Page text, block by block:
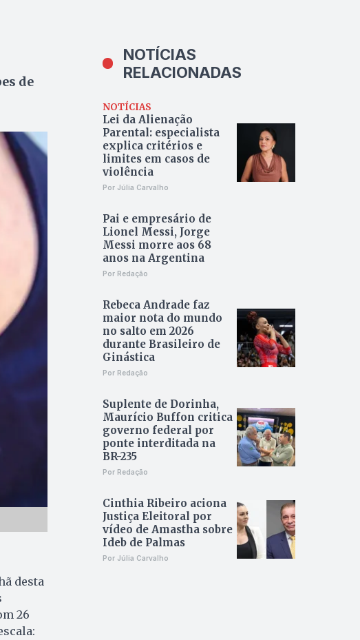
de
desta
26
NOTÍCIAS
RELACIONADAS
NOTÍCIAS
Lei da Alienação
Parental: especialista
explica critérios e
limites em casos de
violência
Por Júlia Carvalho
Pai e empresário de
Lionel Messi, Jorge
Messi morre aos 68
anos na Argentina
Por Redação
Rebeca Andrade faz
maior nota do mundo
no salto em 2026
durante Brasileiro de
Ginástica
Por Redação
Suplente de Dorinha,
Maurício Buffon critica
governo federal por
ponte interditada na
BR-235
Por Redação
Cinthia Ribeiro aciona
Justiça Eleitoral por
vídeo de Amastha sobre
Ideb de Palmas
Por Júlia Carvalho